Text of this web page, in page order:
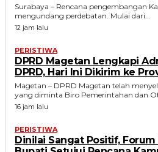
Surabaya – Rencana pengembangan
mengundang perdebatan. Mulai dari...
12 jam lalu
PERISTIWA
DPRD Magetan Lengkapi
DPRD, Hari Ini Dikirim ke
Magetan – DPRD Magetan telah
yang diminta Biro Pemerintahan dan
16 jam lalu
PERISTIWA
Dinilai Sangat Positif,